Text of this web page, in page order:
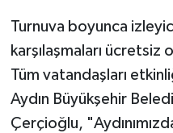
Turnuva boyunca
karşılaşmaları
Tüm vatandaşları
Aydın Büyükşehir
Çerçioğlu,